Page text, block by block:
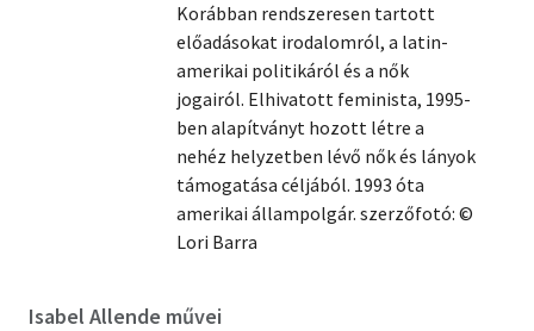
Tankönyv, segédkönyv
Társadalomtudomány
Korábban rendszeresen tartott
előadásokat irodalomról, a latin-
amerikai politikáról és a nők
jogairól. Elhivatott feminista, 1995-
ben alapítványt hozott létre a
nehéz helyzetben lévő nők és lányok
támogatása céljából. 1993 óta
amerikai állampolgár. szerzőfotó: ©
Lori Barra
Isabel Allende művei